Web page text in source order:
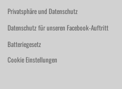
Privatsphäre und Datenschutz
Datenschutz für unseren Facebook-Auftritt
Batteriegesetz
Cookie Einstellungen